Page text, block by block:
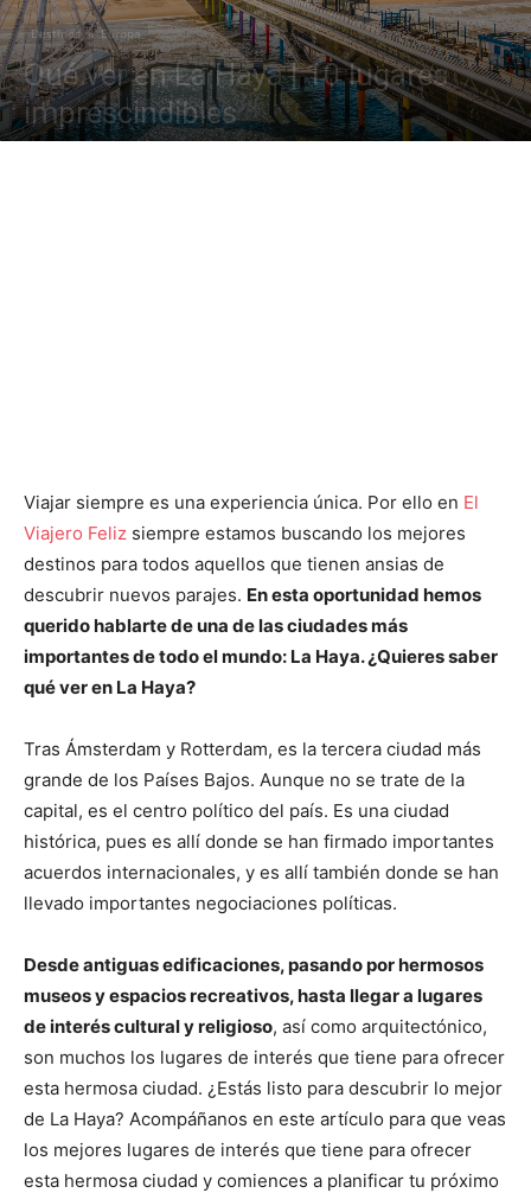
Destinos Europa
Qué ver en La Haya | 10 lugares
imprescindibles
Viajar siempre es una experiencia única. Por ello en El
Viajero Feliz siempre estamos buscando los mejores
destinos para todos aquellos que tienen ansias de
descubrir nuevos parajes. En esta oportunidad hemos
querido hablarte de una de las ciudades más
importantes de todo el mundo: La Haya. ¿Quieres saber
qué ver en La Haya?
Tras Ámsterdam y Rotterdam, es la tercera ciudad más
grande de los Países Bajos. Aunque no se trate de la
capital, es el centro político del país. Es una ciudad
histórica, pues es allí donde se han firmado importantes
acuerdos internacionales, y es allí también donde se han
llevado importantes negociaciones políticas.
Desde antiguas edificaciones, pasando por hermosos
museos y espacios recreativos, hasta llegar a lugares
de interés cultural y religioso, así como arquitectónico,
son muchos los lugares de interés que tiene para ofrecer
esta hermosa ciudad. ¿Estás listo para descubrir lo mejor
de La Haya? Acompáñanos en este artículo para que veas
los mejores lugares de interés que tiene para ofrecer
esta hermosa ciudad y comiences a planificar tu próximo